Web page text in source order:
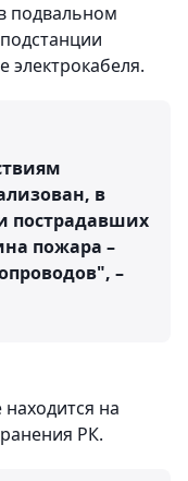
подвальном
электрокабеля.
в
пострадавших
пожара –
–
на
РК.